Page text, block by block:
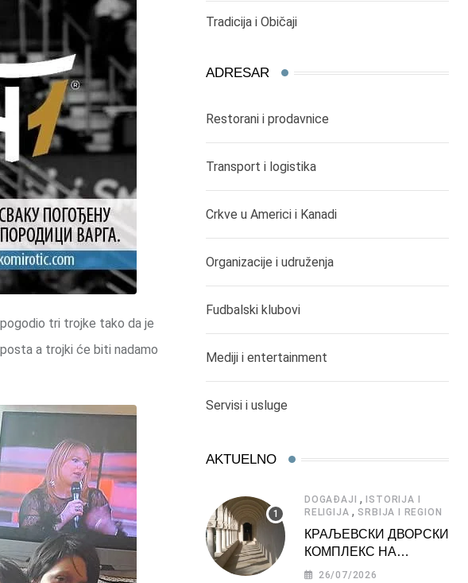
tri trojke tako da je
a trojki će biti nadamo
Tradicija i Običaji
ADRESAR
Restorani i prodavnice
Transport i logistika
Crkve u Americi i Kanadi
Organizacije i udruženja
Fudbalski klubovi
Mediji i entertainment
Servisi i usluge
AKTUELNO
DOGAĐAJI , ISTORIJA I
RELIGIJA , SRBIJA I REGION
КРАЉЕВСКИ ДВОРСКИ
КОМПЛЕКС НА
ДЕДИЊУ –
26/07/2026